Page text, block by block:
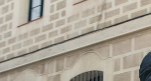
SPORT HERITAGE
SPORT TOURING
SUPERSPORT